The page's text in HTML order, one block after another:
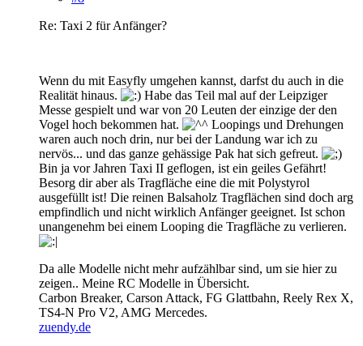
Re: Taxi 2 für Anfänger?
Wenn du mit Easyfly umgehen kannst, darfst du auch in die
Realität hinaus.
Habe das Teil mal auf der Leipziger
Messe gespielt und war von 20 Leuten der einzige der den
Vogel hoch bekommen hat.
Loopings und Drehungen
waren auch noch drin, nur bei der Landung war ich zu
nervös... und das ganze gehässige Pak hat sich gefreut.
Bin ja vor Jahren Taxi II geflogen, ist ein geiles Gefährt!
Besorg dir aber als Tragfläche eine die mit Polystyrol
ausgefüllt ist! Die reinen Balsaholz Tragflächen sind doch arg
empfindlich und nicht wirklich Anfänger geeignet. Ist schon
unangenehm bei einem Looping die Tragfläche zu verlieren.
Da alle Modelle nicht mehr aufzählbar sind, um sie hier zu
zeigen.. Meine RC Modelle in Übersicht.
Carbon Breaker, Carson Attack, FG Glattbahn, Reely Rex X,
TS4-N Pro V2, AMG Mercedes.
zuendy.de